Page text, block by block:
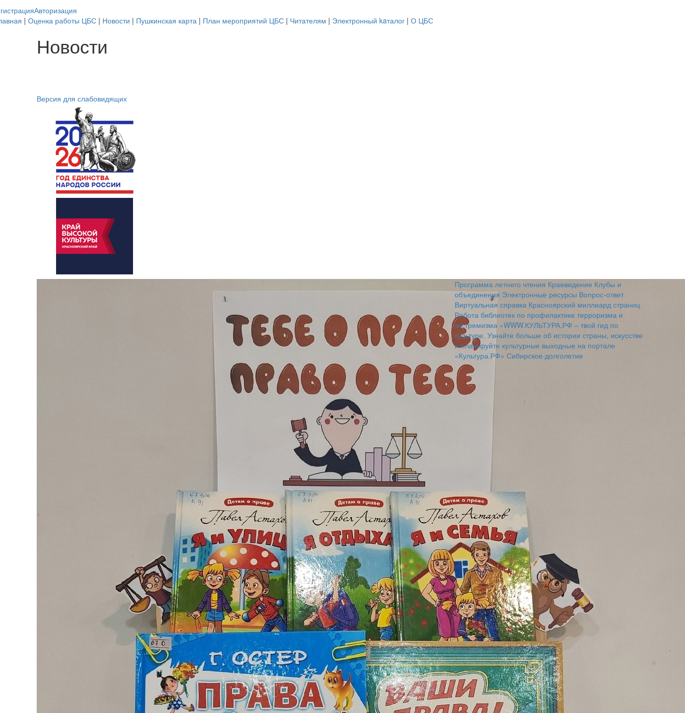
Авторизация
| Оценка работы ЦБС | Новости | Пушкинская карта | План мероприятий ЦБС | Читателям | Электронный kaталог | О ЦБС
Новости
Версия для слабовидящих
Программа летнего чтения Краеведение Клубы и
объединения Электронные ресурсы Вопрос-ответ
Виртуальная справка Красноярский миллиард страниц
Работа библиотек по профилактике терроризма и
экстремизма «WWW.КУЛЬТУРА.РФ – твой гид по
культуре. Узнайте больше об истории страны, искусстве
и планируйте культурные выходные на портале
«Культура.РФ» Сибирское долголетие